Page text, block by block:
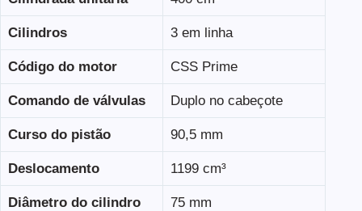
Cilindros 3 em linha
Código do motor CSS Prime
Comando de válvulas Duplo no cabeçote
Curso do pistão 90,5 mm
Deslocamento 1199 cm³
Diâmetro do cilindro 75 mm